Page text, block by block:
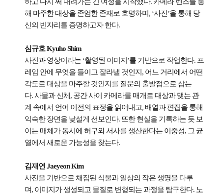
해 마주한 대상을 존엄한 존재로 호명하며, ‘사진’을 통해 당
신의 빈자리를 증명하고자 한다.
심규호 Kyuho Shim
사진과 영상이라는 ‘촬영된 이미지’를 기반으로 작업한다. 프
레임 안에 무엇을 들이고 잘라낼 것인지, 어느 거리에서 어떤
각도로 대상을 마주할 것인지를 질문의 출발점으로 삼는
다. 사물과 신체, 공간 사이 카메라를 매개로 대상과 맺는 관
계 속에서 언어 이전의 표정을 읽어내고, 배열과 편집을 통해
익숙한 장면을 낯설게 선보인다. 또한 현실을 기록하는 듯 보
이는 매체가 동시에 허구와 서사를 생산한다는 이중성, 그 균
열에서 새로운 가능성을 찾는다.
김재연 Jaeyeon Kim
사진을 기반으로 채집된 식물과 일상의 작은 생명을 다루
며, 이미지가 생성되고 물질로 변형되는 과정을 탐구한다. 노